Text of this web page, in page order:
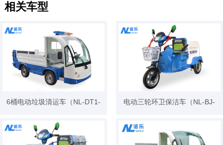
相关车型
6桶电动垃圾清运车（NL-DT1-
B3A）
电动三轮环卫保洁车（NL-BJ-